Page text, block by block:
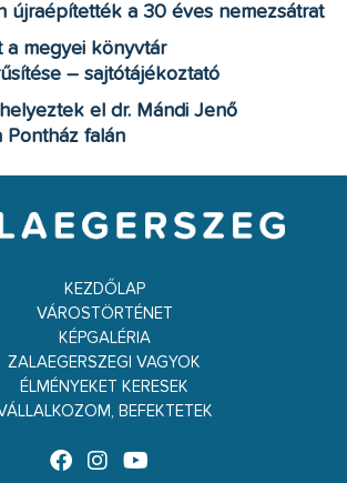
újraépítették a 30 éves nemezsátrat
a megyei könyvtár
– sajtótájékoztató
el dr. Mándi Jenő
Pontház falán
KEZDŐLAP
VÁROSTÖRTÉNET
KÉPGALÉRIA
ZALAEGERSZEGI VAGYOK
ÉLMÉNYEKET KERESEK
BEFEKTETEK